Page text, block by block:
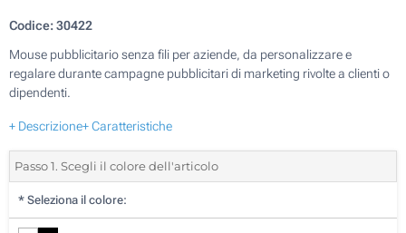
Codice:30422
Mouse pubblicitario senza fili per aziende, da personalizzare e
regalare durante campagne pubblicitari di marketing rivolte a clienti o
dipendenti.
+ Descrizione+ Caratteristiche
Passo 1. Scegli il colore dell'articolo
* Seleziona il colore: